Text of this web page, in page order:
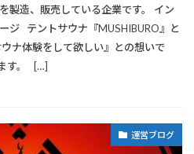
製造、販売している企業です。 イン
ジ テントサウナ『MUSHIBURO』と
ナ体験をして欲しい』との想いで
す。 […]
運営ブログ